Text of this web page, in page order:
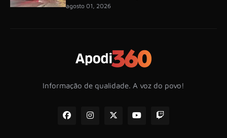
agosto 01, 2026
Informação de qualidade. A voz do povo!